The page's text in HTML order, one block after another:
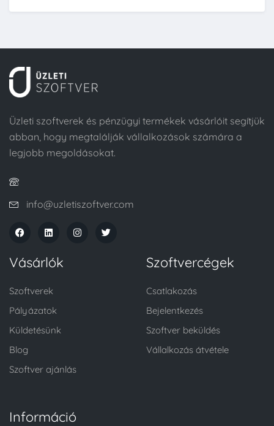
Üzleti szoftverek és pénzügyi termékek vásárlóit segítjük
abban, hogy megtalálják vállalkozások számára a
legjobb megoldásokat.
info@uzletiszoftver.com
Vásárlók
Szoftverek
Pályázatok
Küldetésünk
Blog
Szoftver ajánlás
Szoftvercégek
Csatlakozás
Bejelentkezés
Szoftver beküldés
Vállalkozás átvétele
Információ